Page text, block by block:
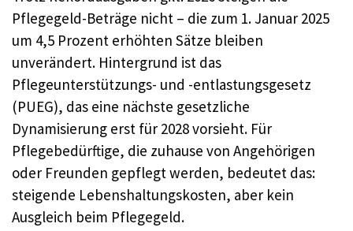
Pflegegeld-Beträge nicht – die zum 1. Januar 2025
um 4,5 Prozent erhöhten Sätze bleiben
unverändert. Hintergrund ist das
Pflegeunterstützungs- und -entlastungsgesetz
(PUEG), das eine nächste gesetzliche
Dynamisierung erst für 2028 vorsieht. Für
Pflegebedürftige, die zuhause von Angehörigen
oder Freunden gepflegt werden, bedeutet das:
steigende Lebenshaltungskosten, aber kein
Ausgleich beim Pflegegeld.